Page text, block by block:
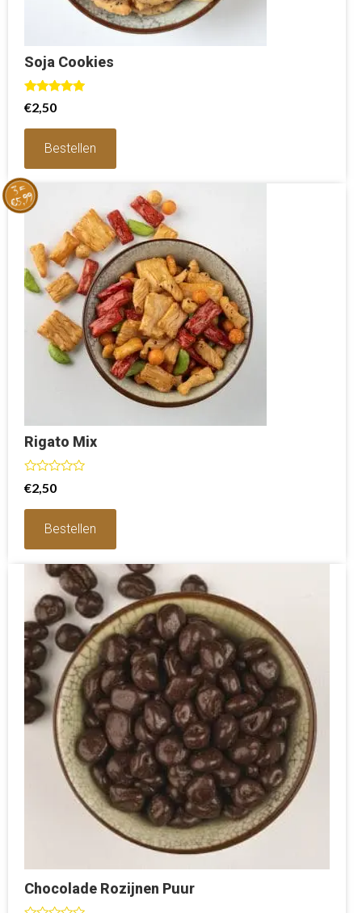
Soja Cookies
Waardering
5.00
€2,50
Bestellen
Rigato Mix
Waardering
0
€2,50
Bestellen
Chocolade Rozijnen Puur